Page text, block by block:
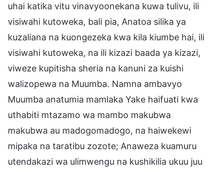
uhai katika vitu vinavyoonekana kuwa tulivu, ili
visiwahi kutoweka, bali pia, Anatoa silika ya
kuzaliana na kuongezeka kwa kila kiumbe hai, ili
visiwahi kutoweka, na ili kizazi baada ya kizazi,
viweze kupitisha sheria na kanuni za kuishi
walizopewa na Muumba. Namna ambavyo
Muumba anatumia mamlaka Yake haifuati kwa
uthabiti mtazamo wa mambo makubwa
makubwa au madogomadogo, na haiwekewi
mipaka na taratibu zozote; Anaweza kuamuru
utendakazi wa ulimwengu na kushikilia ukuu juu